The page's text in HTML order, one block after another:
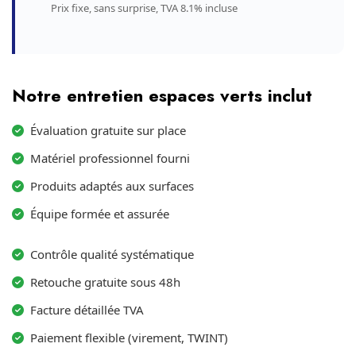
Prix fixe, sans surprise, TVA 8.1% incluse
Notre entretien espaces verts inclut
Évaluation gratuite sur place
Matériel professionnel fourni
Produits adaptés aux surfaces
Équipe formée et assurée
Contrôle qualité systématique
Retouche gratuite sous 48h
Facture détaillée TVA
Paiement flexible (virement, TWINT)